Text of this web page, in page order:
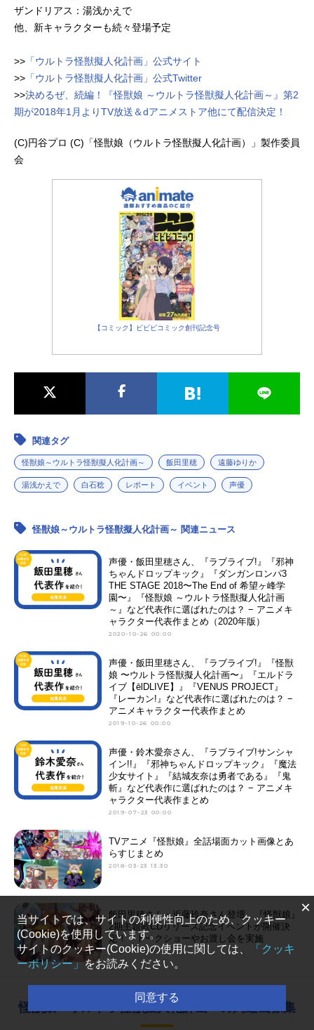
ザンドリアス：湯浅かえで
他、新キャラクターも続々登場予定
>> 「ウルトラ怪獣擬人化計画」公式サイト
>> 「ウルトラ怪獣擬人化計画」公式Twitter
>>決めるぜ、続編！『怪獣娘 ～ウルトラ怪獣擬人化計画～』第2
期が2018年1月よりTV放送＆dアニメストア他にて配信決定！
(C)円谷プロ (C)「怪獣娘（ウルトラ怪獣擬人化計画）」製作委員
会
【コミック】ビビビコミック創刊記念号
関連タグ
怪獣娘～ウルトラ怪獣擬人化計画～ 飯田里穂 遠藤ゆりか
湯浅かえで 白石稔 レポート イベント 声優
怪獣娘～ウルトラ怪獣擬人化計画～ 関連ニュース
声優・飯田里穂さん、『ラブライブ!』『邪神
ちゃんドロップキック』『ダンガンロンパ3
THE STAGE 2018〜The End of 希望ヶ峰学
園〜』『怪獣娘 ～ウルトラ怪獣擬人化計画
～』など代表作に選ばれたのは？ − アニメキ
ャラクター代表作まとめ（2020年版）
2020-10-26 00:00
声優・飯田里穂さん、『ラブライブ!』『怪獣
娘 〜ウルトラ怪獣擬人化計画〜』『エルドラ
イブ【ēlDLIVE】』『VENUS PROJECT』
『レーカン!』など代表作に選ばれたのは？ −
アニメキャラクター代表作まとめ
2019-10-26 00:00
声優・鈴木愛奈さん、『ラブライブ!サンシャ
イン!!』『邪神ちゃんドロップキック』『魔法
少女サイト』『結城友奈は勇者である』『鬼
斬』など代表作に選ばれたのは？ − アニメキ
ャラクター代表作まとめ
2019-07-23 00:00
TVアニメ『怪獣娘』全話場面カット画像とあ
らすじまとめ
2018-03-23 13:30
飯田里穂さん・近藤玲奈さん登壇、『怪獣娘』
2期主題歌CDリリース記念イベントが開催決
定！ トークショーやお渡し会を実施
2018-02-22 18:45
怪獣娘～ウルトラ怪獣擬人化計画～の関連画像集
×
当サイトでは、サイトの利便性向上のため、クッキー
(Cookie)を使用しています。
サイトのクッキー(Cookie)の使用に関しては、
「クッキ
ーポリシー」をお読みください。
同意する